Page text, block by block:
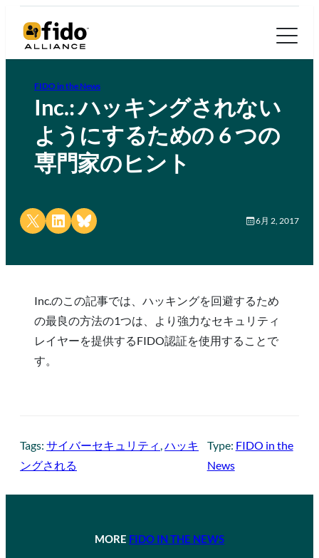
FIDO in the News
Inc.: ハッキングされない
ようにするための 6 つの
専門家のヒント
Share on X Share on LinkedIn
Share on Bluesky 6月 2, 2017
Inc.のこの記事では、ハッキングを回避するため
の最良の方法の1つは、より強力なセキュリティ
レイヤーを提供するFIDO認証を使用することで
す。
Tags: サイバーセキュリティ ハッキ
ングされる
Type: FIDO in the
News
MORE FIDO IN THE NEWS